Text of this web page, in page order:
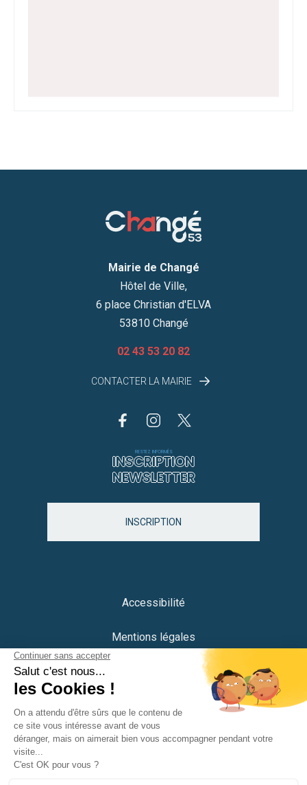
Mairie de Changé
Hôtel de Ville,
6 place Christian d'ELVA
53810 Changé
02 43 53 20 82
CONTACTER LA MAIRIE
RESTEZ INFORMÉS
INSCRIPTION
NEWSLETTER
INSCRIPTION
Accessibilité
Mentions légales
Protection des données
Crédits